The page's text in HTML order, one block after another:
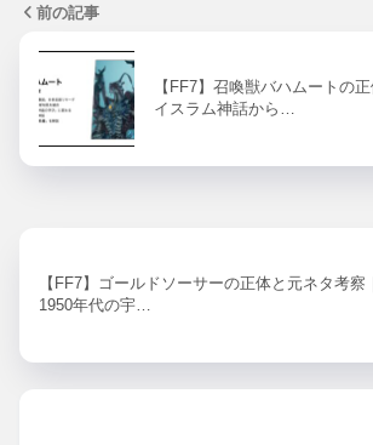
前の記事
【FF7】召喚獣バハムートの
イスラム神話から…
【FF7】ゴールドソーサーの正体と元ネタ考察｜
1950年代の宇…